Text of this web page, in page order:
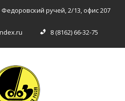
ручей, 2/13, офис 207
8 (8162) 66-32-75